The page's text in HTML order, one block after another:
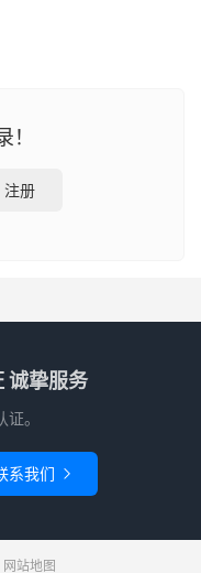
！
注册
诚挚服务
。
系我们 
网站地图